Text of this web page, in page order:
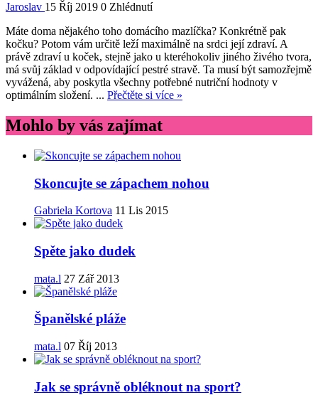
Jaroslav 15 Říj 2019 0 Zhlédnutí
Máte doma nějakého toho domácího mazlíčka? Konkrétně pak
kočku? Potom vám určitě leží maximálně na srdci její zdraví. A
právě zdraví u koček, stejně jako u kteréhokoliv jiného živého tvora,
má svůj základ v odpovídající pestré stravě. Ta musí být samozřejmě
vyvážená, aby poskytla všechny potřebné nutriční hodnoty v
optimálním složení. ... Přečtěte si více »
Mohlo by vás zajímat
Skoncujte se zápachem nohou
Gabriela Kortova 11 Lis 2015
Spěte jako dudek
mata.l 27 Zář 2013
Španělské pláže
mata.l 07 Říj 2013
Jak se správně obléknout na sport?